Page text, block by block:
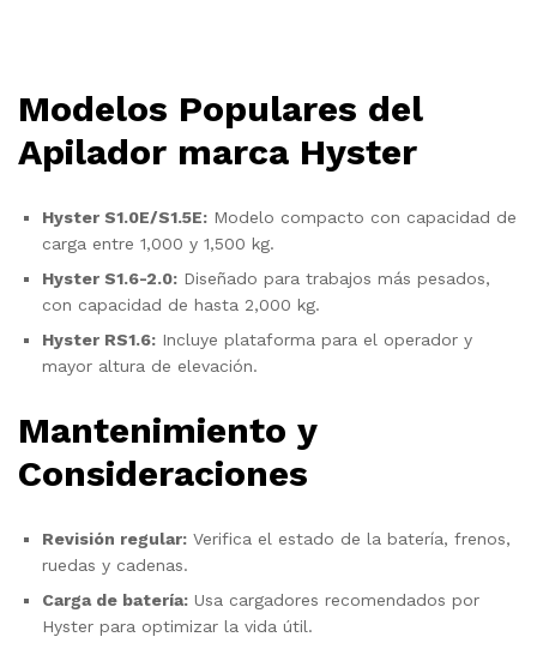
Modelos Populares del
Apilador marca Hyster
Hyster S1.0E/S1.5E: Modelo compacto con capacidad de
carga entre 1,000 y 1,500 kg.
Hyster S1.6-2.0: Diseñado para trabajos más pesados,
con capacidad de hasta 2,000 kg.
Hyster RS1.6: Incluye plataforma para el operador y
mayor altura de elevación.
Mantenimiento y
Consideraciones
Revisión regular: Verifica el estado de la batería, frenos,
ruedas y cadenas.
Carga de batería: Usa cargadores recomendados por
Hyster para optimizar la vida útil.